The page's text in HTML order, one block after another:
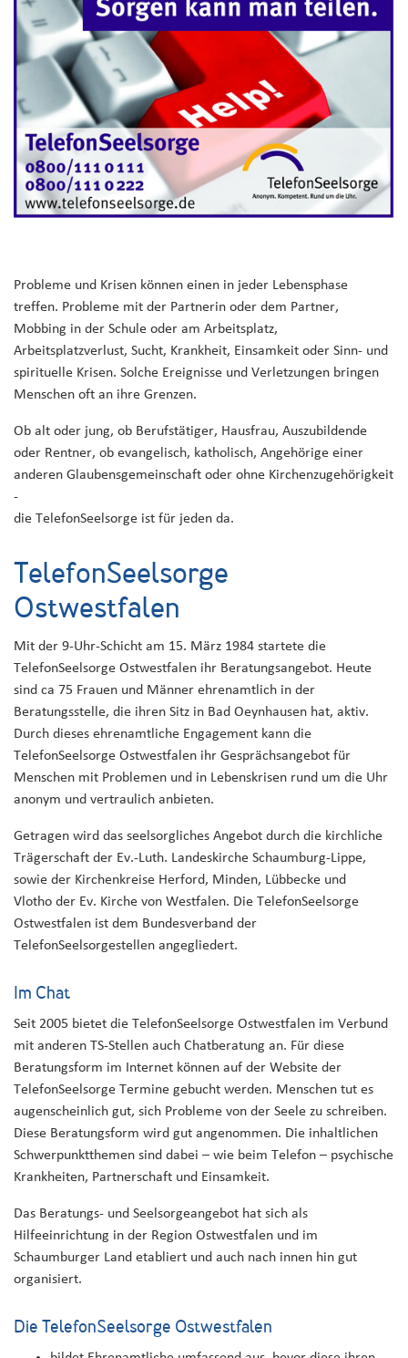
Probleme und Krisen können einen in jeder Lebensphase
treffen. Probleme mit der Partnerin oder dem Partner,
Mobbing in der Schule oder am Arbeitsplatz,
Arbeitsplatzverlust, Sucht, Krankheit, Einsamkeit oder Sinn- und
spirituelle Krisen. Solche Ereignisse und Verletzungen bringen
Menschen oft an ihre Grenzen.
Ob alt oder jung, ob Berufstätiger, Hausfrau, Auszubildende
oder Rentner, ob evangelisch, katholisch, Angehörige einer
anderen Glaubensgemeinschaft oder ohne Kirchenzugehörigkeit
-
die TelefonSeelsorge ist für jeden da.
TelefonSeelsorge
Ostwestfalen
Mit der 9-Uhr-Schicht am 15. März 1984 startete die
TelefonSeelsorge Ostwestfalen ihr Beratungsangebot. Heute
sind ca 75 Frauen und Männer ehrenamtlich in der
Beratungsstelle, die ihren Sitz in Bad Oeynhausen hat, aktiv.
Durch dieses ehrenamtliche Engagement kann die
TelefonSeelsorge Ostwestfalen ihr Gesprächsangebot für
Menschen mit Problemen und in Lebenskrisen rund um die Uhr
anonym und vertraulich anbieten.
Getragen wird das seelsorgliches Angebot durch die kirchliche
Trägerschaft der Ev.-Luth. Landeskirche Schaumburg-Lippe,
sowie der Kirchenkreise Herford, Minden, Lübbecke und
Vlotho der Ev. Kirche von Westfalen. Die TelefonSeelsorge
Ostwestfalen ist dem Bundesverband der
TelefonSeelsorgestellen angegliedert.
Im Chat
Seit 2005 bietet die TelefonSeelsorge Ostwestfalen im Verbund
mit anderen TS-Stellen auch Chatberatung an. Für diese
Beratungsform im Internet können auf der Website der
TelefonSeelsorge Termine gebucht werden. Menschen tut es
augenscheinlich gut, sich Probleme von der Seele zu schreiben.
Diese Beratungsform wird gut angenommen. Die inhaltlichen
Schwerpunktthemen sind dabei – wie beim Telefon – psychische
Krankheiten, Partnerschaft und Einsamkeit.
Das Beratungs- und Seelsorgeangebot hat sich als
Hilfeeinrichtung in der Region Ostwestfalen und im
Schaumburger Land etabliert und auch nach innen hin gut
organisiert.
Die TelefonSeelsorge Ostwestfalen